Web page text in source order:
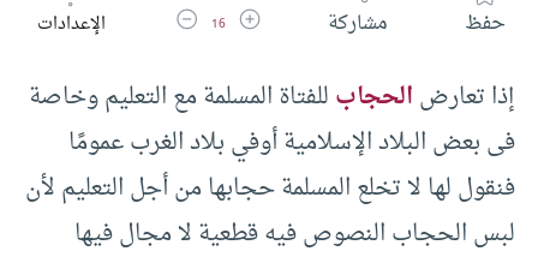
حفظ مشاركة زيادة حجم الخط
16 تقليل حجم الخطالإعدادات
إذا تعارضالحجابللفتاة المسلمة مع التعليم وخاصة
فى بعض البلاد الإسلامية أوفي بلاد الغرب عمومًا
فنقول لها لا تخلع المسلمة حجابها من أجل التعليم لأن
لبس الحجاب النصوص فيه قطعية لا مجال فيها